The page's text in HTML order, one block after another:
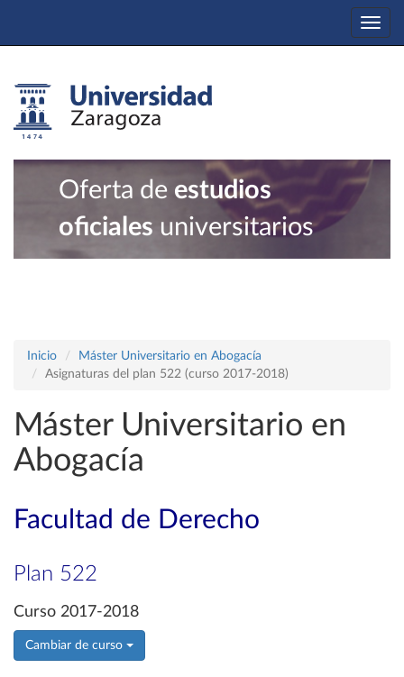
Oferta de estudios
oficiales universitarios
Inicio
Máster Universitario en Abogacía
Asignaturas del plan 522 (curso 2017-2018)
Máster Universitario en
Abogacía
Facultad de Derecho
Plan 522
Curso 2017-2018
Cambiar de curso